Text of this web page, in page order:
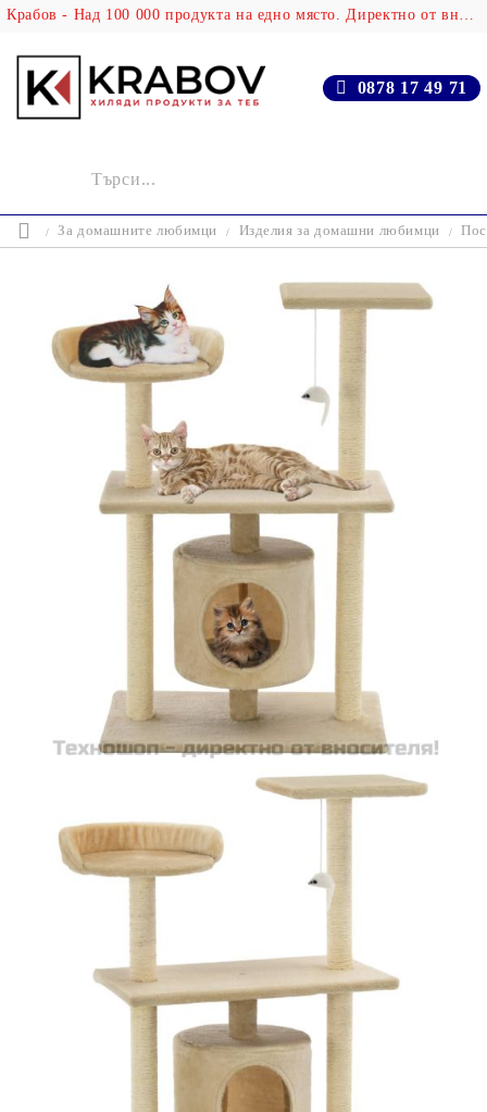
Крабов - Над 100 000 продукта на едно място. Директно от вносителя!
0878 17 49 71
За домашните любимци Изделия за домашни любимци